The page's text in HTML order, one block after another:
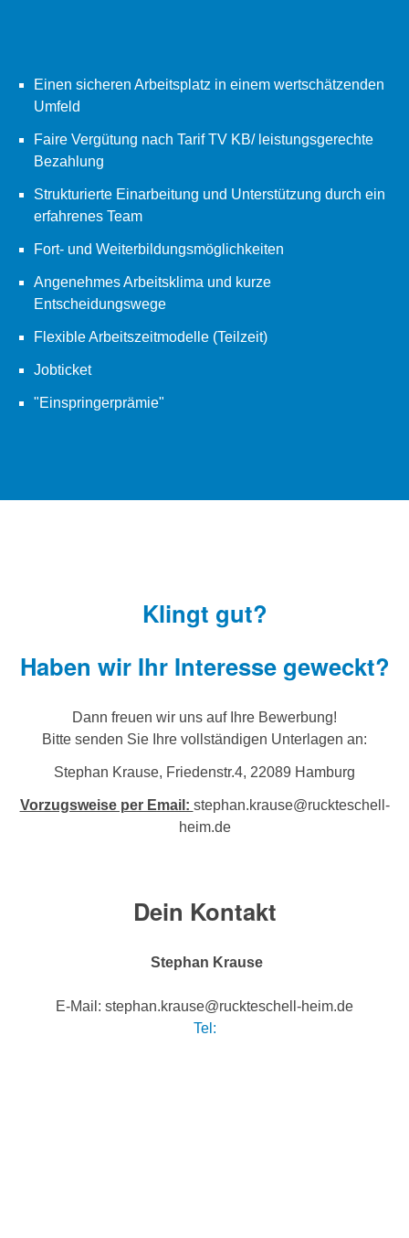
Einen sicheren Arbeitsplatz in einem wertschätzenden
Umfeld
Faire Vergütung nach Tarif TV KB/ leistungsgerechte
Bezahlung
Strukturierte Einarbeitung und Unterstützung durch ein
erfahrenes Team
Fort- und Weiterbildungsmöglichkeiten
Angenehmes Arbeitsklima und kurze
Entscheidungswege
Flexible Arbeitszeitmodelle (Teilzeit)
Jobticket
"Einspringerprämie"
Klingt gut?
Haben wir Ihr Interesse geweckt?
Dann freuen wir uns auf Ihre Bewerbung!
Bitte senden Sie Ihre vollständigen Unterlagen an:
Stephan Krause, Friedenstr.4, 22089 Hamburg
Vorzugsweise per Email: stephan.krause@ruckteschell-
heim.de
Dein Kontakt
Stephan Krause
E-Mail: stephan.krause@ruckteschell-heim.de
Tel: